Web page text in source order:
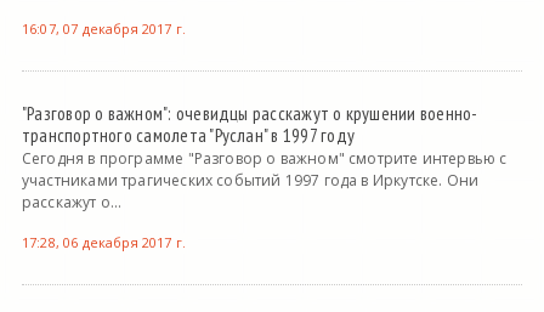
16:07, 07 декабря 2017 г.
"Разговор о важном": очевидцы расскажут о крушении военно-
транспортного самолета "Руслан" в 1997 году
Сегодня в программе "Разговор о важном" смотрите интервью с
участниками трагических событий 1997 года в Иркутске. Они
расскажут о...
17:28, 06 декабря 2017 г.